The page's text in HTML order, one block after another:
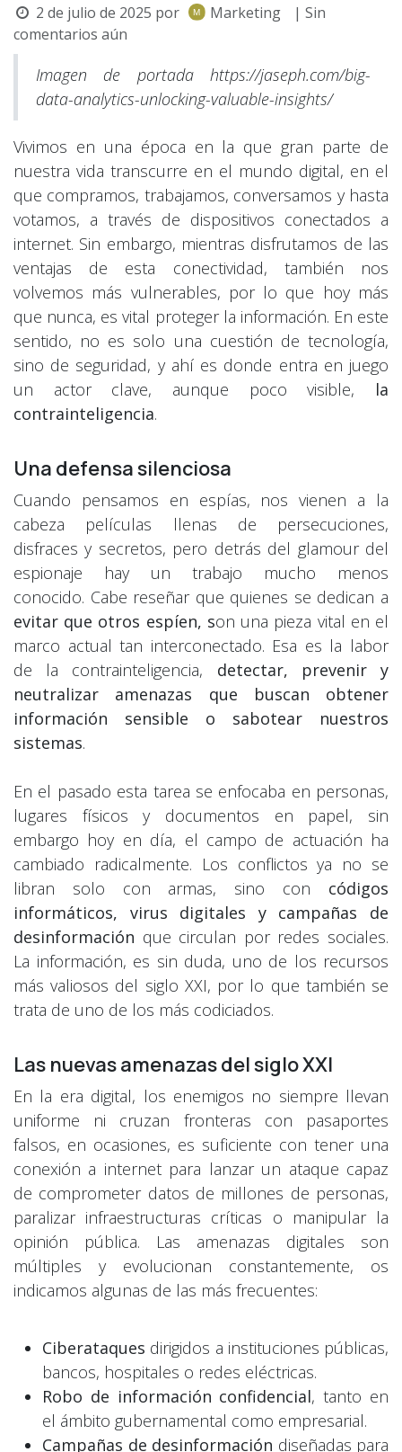
2 de julio de 2025 por Marketing
| Sin
comentarios aún
Imagen de portada https://jaseph.com/big-
data-analytics-unlocking-valuable-insights/
Vivimos en una época en la que gran parte de
nuestra vida transcurre en el mundo digital, en el
que compramos, trabajamos, conversamos y hasta
votamos, a través de dispositivos conectados a
internet. Sin embargo, mientras disfrutamos de las
ventajas de esta conectividad, también nos
volvemos más vulnerables, por lo que hoy más
que nunca, es vital proteger la información. En este
sentido, no es solo una cuestión de tecnología,
sino de seguridad, y ahí es donde entra en juego
un actor clave, aunque poco visible, la
contrainteligencia.
Una defensa silenciosa
Cuando pensamos en espías, nos vienen a la
cabeza películas llenas de persecuciones,
disfraces y secretos, pero detrás del glamour del
espionaje hay un trabajo mucho menos
conocido. Cabe reseñar que quienes se dedican a
evitar que otros espíen, son una pieza vital en el
marco actual tan interconectado. Esa es la labor
de la contrainteligencia, detectar, prevenir y
neutralizar amenazas que buscan obtener
información sensible o sabotear nuestros
sistemas.
En el pasado esta tarea se enfocaba en personas,
lugares físicos y documentos en papel, sin
embargo hoy en día, el campo de actuación ha
cambiado radicalmente. Los conflictos ya no se
libran solo con armas, sino con códigos
informáticos, virus digitales y campañas de
desinformación que circulan por redes sociales.
La información, es sin duda, uno de los recursos
más valiosos del siglo XXI, por lo que también se
trata de uno de los más codiciados.
Las nuevas amenazas del siglo XXI
En la era digital, los enemigos no siempre llevan
uniforme ni cruzan fronteras con pasaportes
falsos, en ocasiones, es suficiente con tener una
conexión a internet para lanzar un ataque capaz
de comprometer datos de millones de personas,
paralizar infraestructuras críticas o manipular la
opinión pública. Las amenazas digitales son
múltiples y evolucionan constantemente, os
indicamos algunas de las más frecuentes:
Ciberataques dirigidos a instituciones públicas,
bancos, hospitales o redes eléctricas.
Robo de información confidencial, tanto en
el ámbito gubernamental como empresarial.
Campañas de desinformación diseñadas para